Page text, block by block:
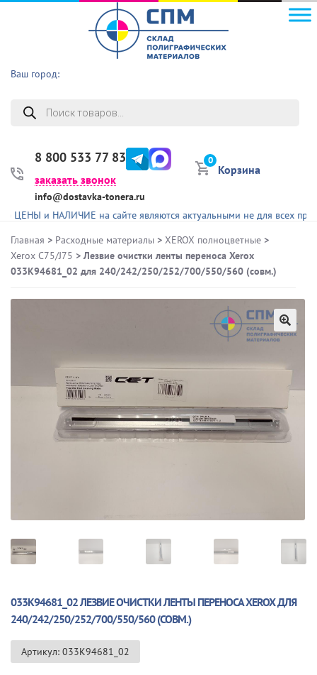
Ваш город:
Поиск
товаров
8 800 533 77 83
заказать звонок
info@dostavka-tonera.ru
0
Корзина
НАЛИЧИЕ на сайте являются актуальными не для всех
Главная > Расходные материалы > XEROX полноцветные >
Xerox C75/J75 > Лезвие очистки ленты переноса Xerox
033K94681_02 для 240/242/250/252/700/550/560 (совм.)
🔍
033K94681_02 ЛЕЗВИЕ ОЧИСТКИ ЛЕНТЫ ПЕРЕНОСА XEROX ДЛЯ
240/242/250/252/700/550/560 (СОВМ.)
Артикул: 033K94681_02